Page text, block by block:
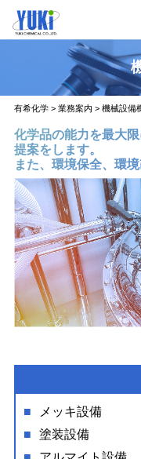
有希化学> 業務案内 > 機械設備
化学品の能力を最大
提案をします。
また、環境保全、環
メッキ設備
塗装設備